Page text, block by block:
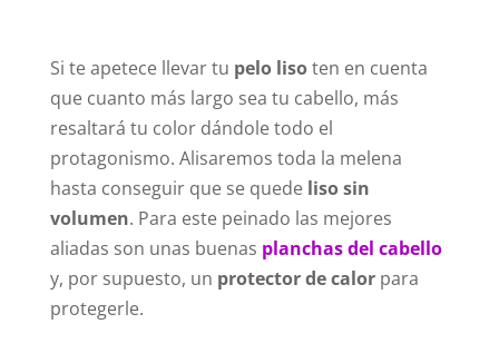
Si te apetece llevar tu pelo lisoten en cuenta
que cuanto más largo sea tu cabello, más
resaltará tu color dándole todo el
protagonismo. Alisaremos toda la melena
hasta conseguir que se quede liso sin
volumen. Para este peinado las mejores
aliadas son unas buenas planchas del cabello
y, por supuesto, un protector de calorpara
protegerle.